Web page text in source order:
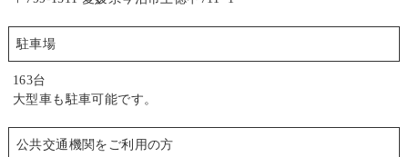
駐車場
163台
大型車も駐車可能です。
公共交通機関をご利用の方